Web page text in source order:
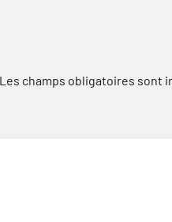
Les champs obligatoires sont